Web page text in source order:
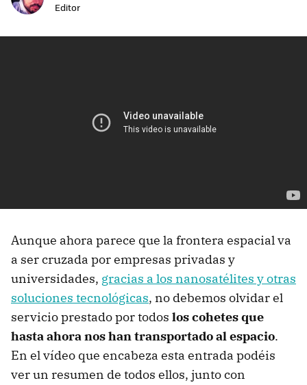
Editor
Aunque ahora parece que la frontera espacial va
a ser cruzada por empresas privadas y
universidades, gracias a los nanosatélites y otras
soluciones tecnológicas, no debemos olvidar el
servicio prestado por todos los cohetes que
hasta ahora nos han transportado al espacio.
En el vídeo que encabeza esta entrada podéis
ver un resumen de todos ellos, junto con